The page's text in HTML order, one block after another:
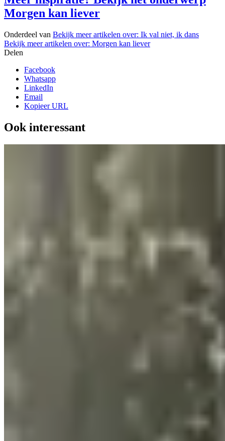
Morgen kan liever
Onderdeel van Bekijk meer artikelen over: Ik val niet, ik dans
Bekijk meer artikelen over: Morgen kan liever
Delen
Facebook
Whatsapp
LinkedIn
Email
Kopieer URL
Ook interessant